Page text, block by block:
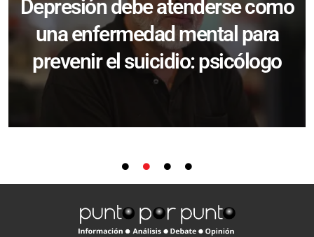
Depresión debe atenderse como
una enfermedad mental para
prevenir el suicidio: psicólogo